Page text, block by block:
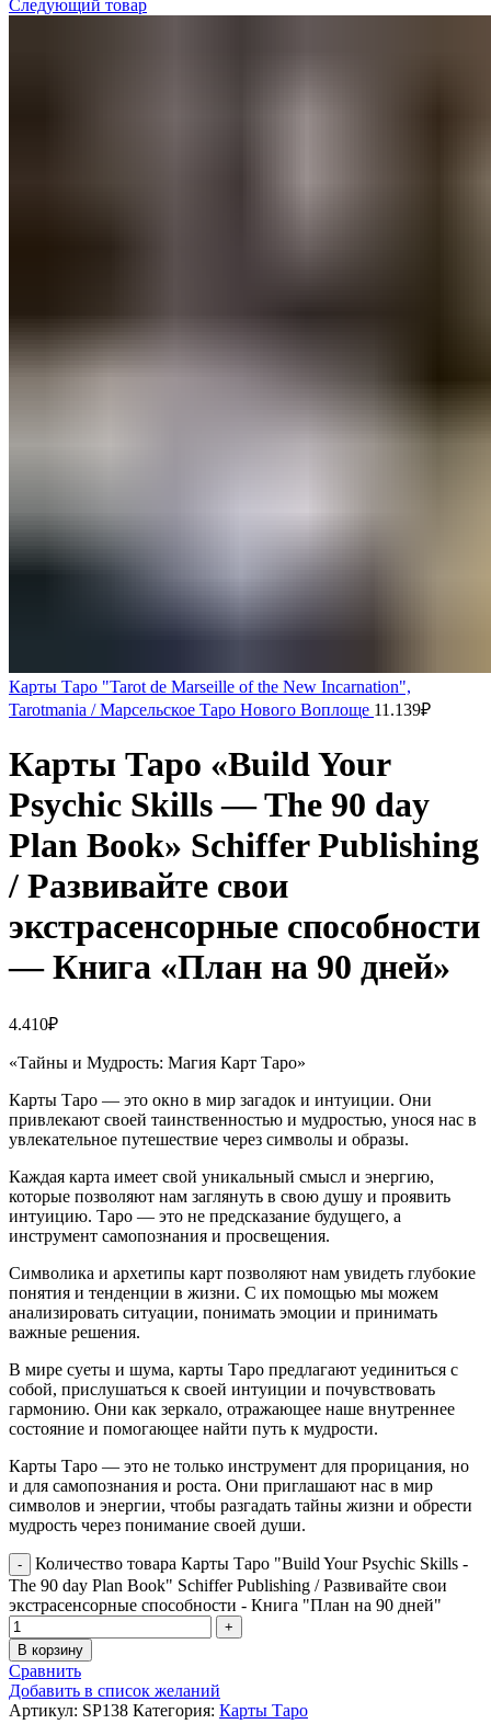
Следующий товар
Карты Таро "Tarot de Marseille of the New Incarnation",
Tarotmania / Марсельское Таро Нового Воплоще 11.139₽
Карты Таро «Build Your
Psychic Skills — The 90 day
Plan Book» Schiffer Publishing
/ Развивайте свои
экстрасенсорные способности
— Книга «План на 90 дней»
4.410₽
«Тайны и Мудрость: Магия Карт Таро»
Карты Таро — это окно в мир загадок и интуиции. Они
привлекают своей таинственностью и мудростью, унося нас в
увлекательное путешествие через символы и образы.
Каждая карта имеет свой уникальный смысл и энергию,
которые позволяют нам заглянуть в свою душу и проявить
интуицию. Таро — это не предсказание будущего, а
инструмент самопознания и просвещения.
Символика и архетипы карт позволяют нам увидеть глубокие
понятия и тенденции в жизни. С их помощью мы можем
анализировать ситуации, понимать эмоции и принимать
важные решения.
В мире суеты и шума, карты Таро предлагают уединиться с
собой, прислушаться к своей интуиции и почувствовать
гармонию. Они как зеркало, отражающее наше внутреннее
состояние и помогающее найти путь к мудрости.
Карты Таро — это не только инструмент для прорицания, но
и для самопознания и роста. Они приглашают нас в мир
символов и энергии, чтобы разгадать тайны жизни и обрести
мудрость через понимание своей души.
Количество товара Карты Таро "Build Your Psychic Skills -
The 90 day Plan Book" Schiffer Publishing / Развивайте свои
экстрасенсорные способности - Книга "План на 90 дней"
В корзину
Сравнить
Добавить в список желаний
Артикул: SP138 Категория: Карты Таро